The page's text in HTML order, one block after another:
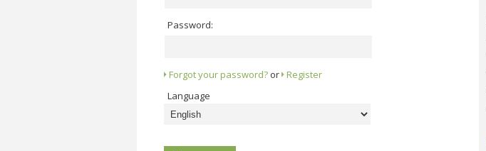
Password:
Forgot your password? or Register
Language